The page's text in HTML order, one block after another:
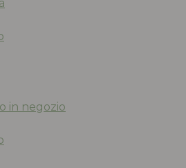
in negozio